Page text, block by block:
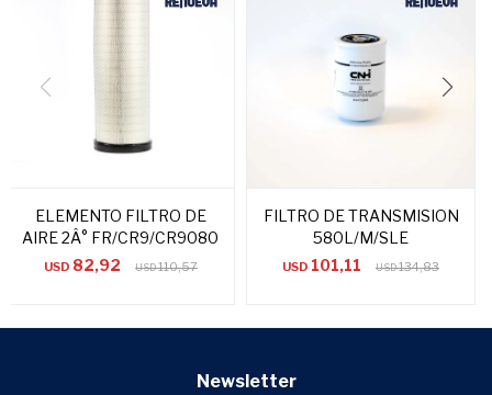
ELEMENTO FILTRO DE
AIRE 2Â° FR/CR9/CR9080
USD 82,92 USD110,57
FILTRO DE TRANSMISION
580L/M/SLE
USD 101,11 USD134,83
Newsletter